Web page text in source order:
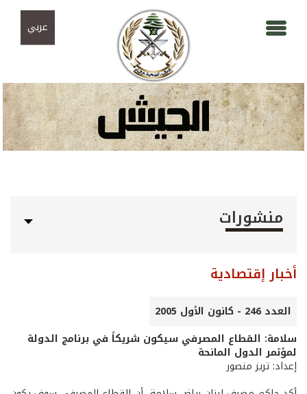
عربي
منشورات
أخبار إقتصادية
العدد 246 - كانون الأول 2005
سلامة: القطاع المصرفي سيكون شريكاً في برنامج الدولة
لمؤتمر الدول المانحة
إعداد: تريز منصور